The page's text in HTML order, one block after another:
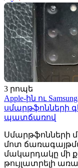
3 րոպե
Apple-ին ու
սմարթֆոնների
պատճառով
Սմարթֆոնների
մոտ
մակարդակը մի
թույլատրելի